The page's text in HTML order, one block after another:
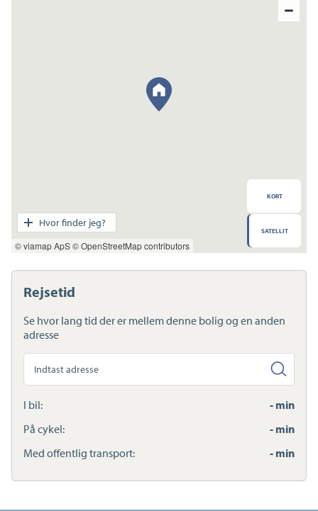
Rejsetid
Se hvor lang tid der er mellem denne bolig og en anden
adresse
anden
adresse
I bil:
- min
På cykel:
- min
Med offentlig transport:
- min
© viamap ApS© OpenStreetMap contributors
KORT
SATELLIT
Hvor finder jeg?
Transport
Indkøb
Daginstitution
Skole
Sundhed
Ladestandere
Lynladere